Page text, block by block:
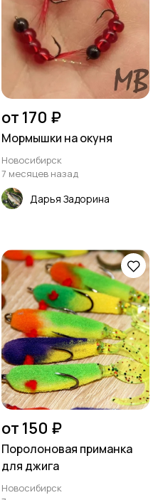
от 170 ₽
Мормышки на окуня
Новосибирск
7 месяцев назад
Дарья Задорина
от 150 ₽
Поролоновая приманка
для джига
Новосибирск